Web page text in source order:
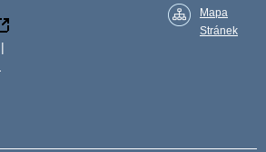
|
Mapa
Stránek